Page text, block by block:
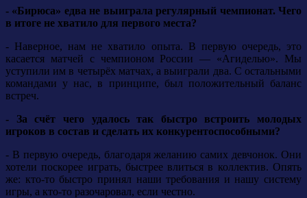
- «Бирюса» едва не выиграла регулярный чемпионат. Чего
в итоге не хватило для первого места?
- Наверное, нам не хватило опыта. В первую очередь, это
касается матчей с чемпионом России — «Агиделью». Мы
уступили им в четырёх матчах, а выиграли два. С остальными
командами у нас, в принципе, был положительный баланс
встреч.
- За счёт чего удалось так быстро встроить молодых
игроков в состав и сделать их конкурентоспособными?
- В первую очередь, благодаря желанию самих девчонок. Они
хотели поскорее играть, быстрее влиться в коллектив. Опять
же: кто-то быстро принял наши требования и нашу систему
игры, а кто-то разочаровал, если честно.